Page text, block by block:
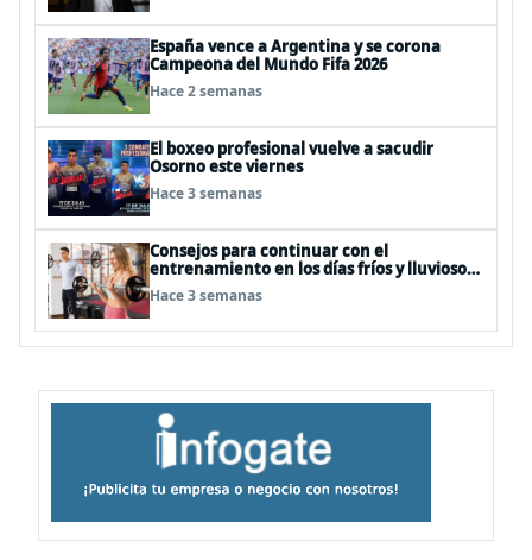
España vence a Argentina y se corona
Campeona del Mundo Fifa 2026
Hace 2 semanas
El boxeo profesional vuelve a sacudir
Osorno este viernes
Hace 3 semanas
Consejos para continuar con el
entrenamiento en los días fríos y lluviosos
de invierno
Hace 3 semanas